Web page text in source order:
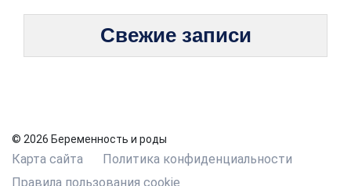
Свежие записи
© 2026 Беременность и роды
Карта сайта
Политика конфиденциальности
Правила пользования cookie